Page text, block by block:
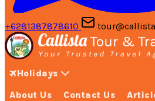
+6281387878610
Holidays
About Us Contact Us